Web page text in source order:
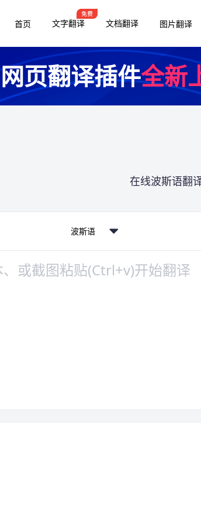
首页 文字翻译 文档翻译 图片翻译
网页翻译插件全新
在线波斯语翻
波斯语